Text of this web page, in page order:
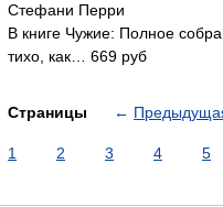
Стефани Перри
В книге Чужие: Полное
тихо, как… 669 руб
Страницы ←
1 2 3 4 5